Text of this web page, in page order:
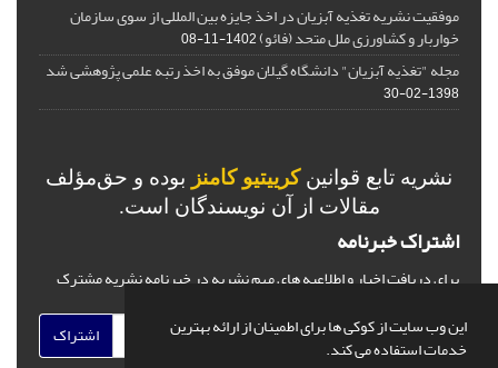
این وب سایت از کوکی ها برای اطمینان از ارائه بهترین
خدمات استفاده می کند.
موفقیت نشریه تغذیه آبزیان در اخذ جایزه بین المللی از سوی سازمان
خواربار و کشاورزی ملل متحد (فائو)1402-11-08
مجله "تغذیه آبزیان" دانشگاه گیلان موفق به اخذ رتبه علمی پژوهشی شد
1398-02-30
نشریه تابع قوانینکرییتیو کامنز بوده و حق‌مؤلف
مقالات از آن نویسندگان است.
اشتراک خبرنامه
برای دریافت اخبار و اطلاعیه های مهم نشریه در خبرنامه نشریه مشترک
اشتراک